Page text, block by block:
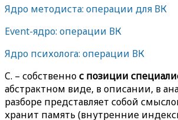
Ядро методиста: операции для ВК
Event-ядро: операции ВК
Ядро психолога: операции ВК
C. – собственнос позиции
абстрактном виде, в описании, в
разборе представляет собой
хранит память (внутренние